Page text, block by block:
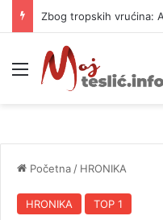
Meni
Početna / HRONIKA
HRONIKA TOP 1